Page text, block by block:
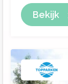
Bekijk